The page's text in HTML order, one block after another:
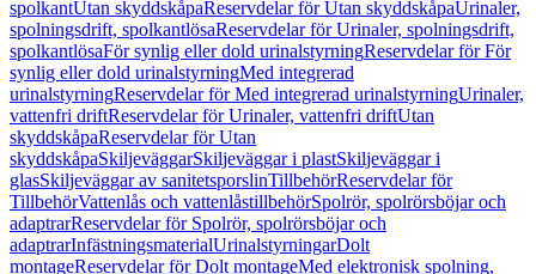
spolkantUtan skyddskåpaReservdelar för Utan skyddskåpaUrinaler,
spolningsdrift, spolkantlösaReservdelar för Urinaler, spolningsdrift,
spolkantlösaFör synlig eller dold urinalstyrningReservdelar för För
synlig eller dold urinalstyrningMed integrerad
urinalstyrningReservdelar för Med integrerad urinalstyrningUrinaler,
vattenfri driftReservdelar för Urinaler, vattenfri driftUtan
skyddskåpaReservdelar för Utan
skyddskåpaSkiljeväggarSkiljeväggar i plastSkiljeväggar i
glasSkiljeväggar av sanitetsporslinTillbehörReservdelar för
TillbehörVattenlås och vattenlåstillbehörSpolrör, spolrörsböjar och
adaptrarReservdelar för Spolrör, spolrörsböjar och
adaptrarInfästningsmaterialUrinalstyrningarDolt
montageReservdelar för Dolt montageMed elektronisk spolning,